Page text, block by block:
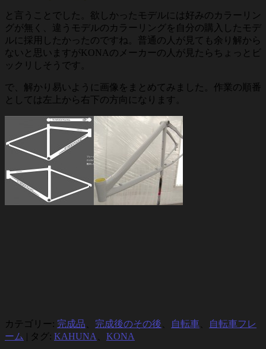
と言うことでした。欲しかったモデルには好みのカラーリン
グが無く、違うモデルのカラーリングを自分の購入したモデ
ルに採用したかったのですね。普通の人が見ても余り解から
ないと思いますがKONAのメーカーの人が見たらちょっとビ
ックリしそうです。
で、解かり易いように画像をまとめてみました。作業の順番
としては左上から右下の方向になります。
カテゴリー: 完成品 完成後のその後 自転車
自転車フレ
ーム | タグ: KAHUNA KONA